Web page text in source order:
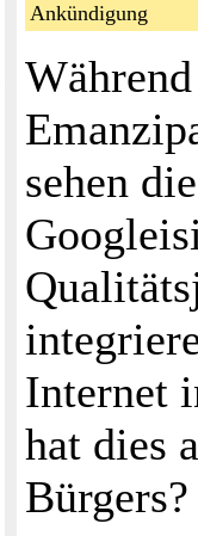
Ankündigung
sehen
Internet
hat dies
Bürgers?